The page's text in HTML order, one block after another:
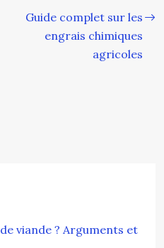
Guide complet sur les
engrais chimiques
agricoles
viande ? Arguments et